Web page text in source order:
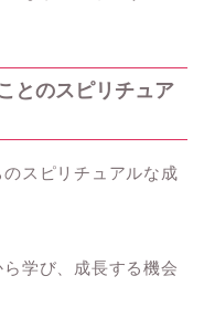
とのスピリチュア
スピリチュアルな成
学び、成長する機会